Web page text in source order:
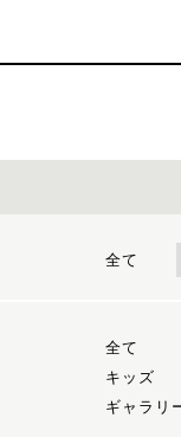
全て
全て
キッズ
ギャラリ